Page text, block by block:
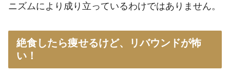
ニズムにより成り立っているわけではありません。
絶食したら痩せるけど、リバウンドが怖
い！